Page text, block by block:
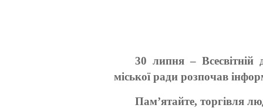
30 липня – Всесвітній
міської ради розпочав
Пам’ятайте, торгівля